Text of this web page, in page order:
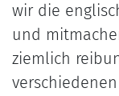
wir die
und
ziemlich